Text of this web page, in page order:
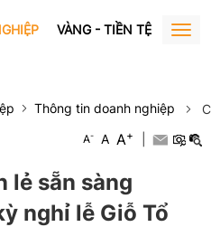
VÀNG - TIỀN TỆ BẤT
Thông tin doanh nghiệp
A- A A+
lẻ sẵn sàng
nghỉ lễ Giỗ Tổ